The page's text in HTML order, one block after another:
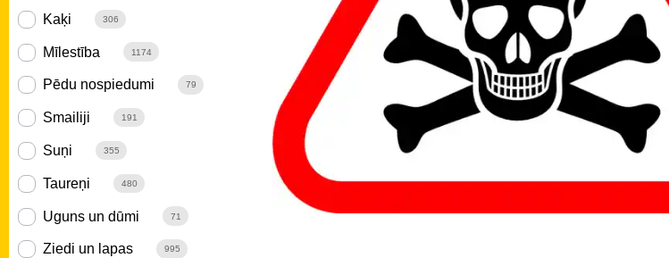
Kaķi 306
Mīlestība 1174
Pēdu nospiedumi 79
Smailiji 191
Suņi 355
Taureņi 480
Uguns un dūmi 71
Ziedi un lapas 995